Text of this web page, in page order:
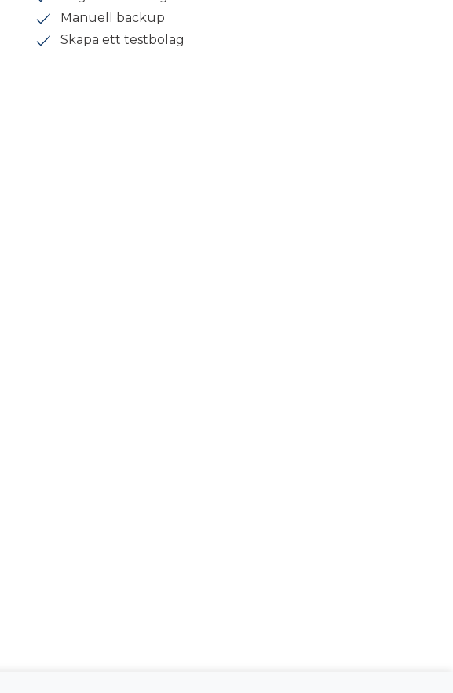
Manuell backup
Skapa ett testbolag